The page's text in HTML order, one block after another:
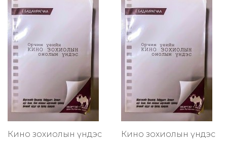
Кино зохиолын үндэс Кино зохиолын үндэс